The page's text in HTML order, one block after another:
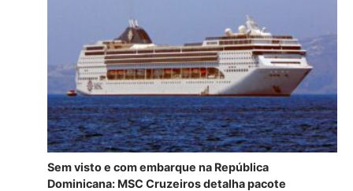
Sem visto e com embarque na República
Dominicana: MSC Cruzeiros detalha pacote